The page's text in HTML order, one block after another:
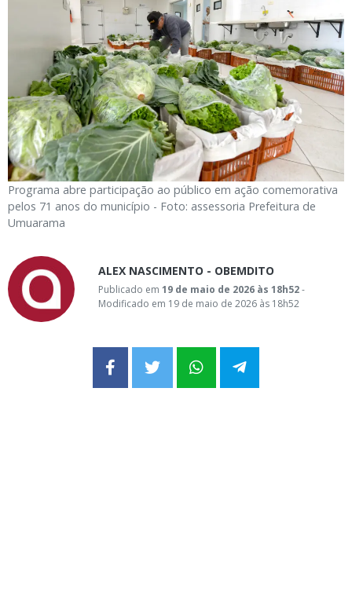
Programa abre participação ao público em ação comemorativa
pelos 71 anos do município - Foto: assessoria Prefeitura de
Umuarama
ALEX NASCIMENTO - OBEMDITO
Publicado em 19 de maio de 2026 às 18h52-
Modificado em 19 de maio de 2026 às 18h52